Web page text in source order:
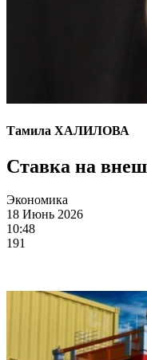
Тамила ХАЛИЛОВА
Ставка на
Экономика
18 Июнь 2026
10:48
191